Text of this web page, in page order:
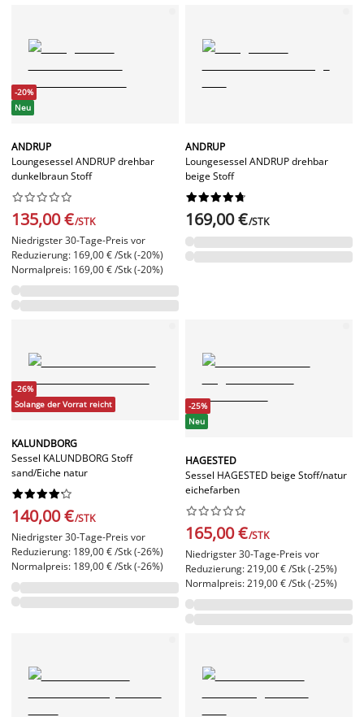
-20%
Neu
ANDRUP
Loungesessel ANDRUP drehbar
dunkelbraun Stoff






135,00 €/STK
Niedrigster 30-Tage-Preis vor
Reduzierung: 169,00 € /Stk (-20%)
Normalpreis: 169,00 € /Stk (-20%)
ANDRUP
Loungesessel ANDRUP drehbar
beige Stoff






169,00 €/STK
-26%
Solange der Vorrat reicht
KALUNDBORG
Sessel KALUNDBORG Stoff
sand/Eiche natur






140,00 €/STK
Niedrigster 30-Tage-Preis vor
Reduzierung: 189,00 € /Stk (-26%)
Normalpreis: 189,00 € /Stk (-26%)
-25%
Neu
HAGESTED
Sessel HAGESTED beige Stoff/natur
eichefarben






165,00 €/STK
Niedrigster 30-Tage-Preis vor
Reduzierung: 219,00 € /Stk (-25%)
Normalpreis: 219,00 € /Stk (-25%)